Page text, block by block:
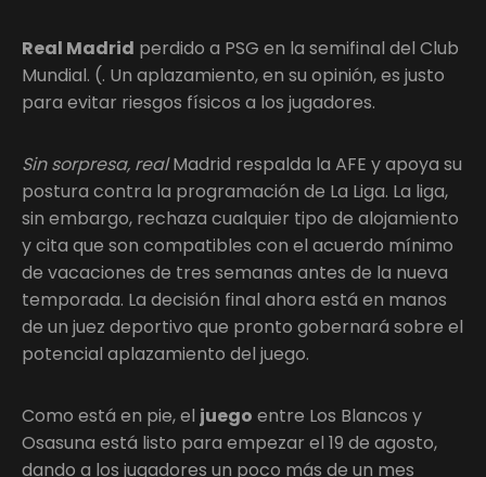
Real Madrid perdido a PSG en la semifinal del Club
Mundial. (. Un aplazamiento, en su opinión, es justo
para evitar riesgos físicos a los jugadores.
Sin sorpresa, realMadrid respalda la AFE y apoya su
postura contra la programación de La Liga. La liga,
sin embargo, rechaza cualquier tipo de alojamiento
y cita que son compatibles con el acuerdo mínimo
de vacaciones de tres semanas antes de la nueva
temporada. La decisión final ahora está en manos
de un juez deportivo que pronto gobernará sobre el
potencial aplazamiento del juego.
Como está en pie, el juego entre Los Blancos y
Osasuna está listo para empezar el 19 de agosto,
dando a los jugadores un poco más de un mes